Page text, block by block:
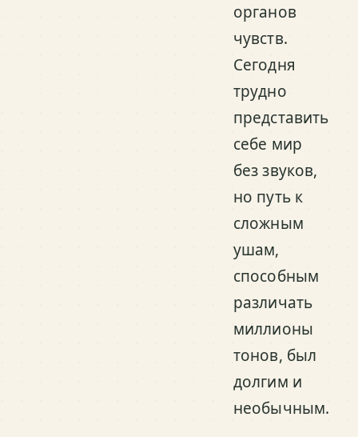
органов
чувств.
Сегодня
трудно
представить
себе мир
без звуков,
но путь к
сложным
ушам,
способным
различать
миллионы
тонов, был
долгим и
необычным.